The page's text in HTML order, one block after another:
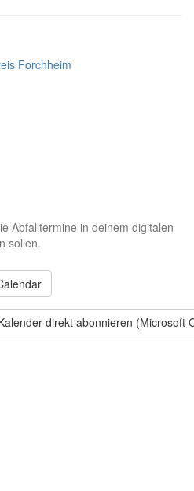
Forchheim
Abfalltermine in deinem digitalen
sollen.
direkt abonnieren (Microsoft